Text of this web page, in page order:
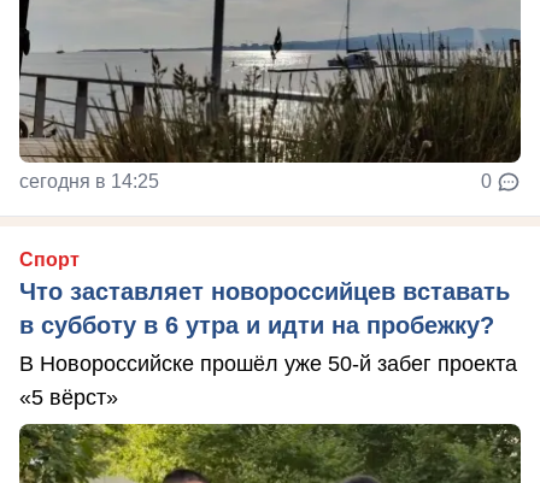
сегодня в 14:25 0
Спорт
Что заставляет новороссийцев вставать
в субботу в 6 утра и идти на пробежку?
В Новороссийске прошёл уже 50-й забег проекта
«5 вёрст»